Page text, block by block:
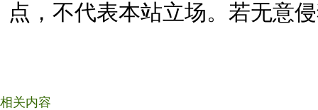
点，不代表本站立场。若无意
相关内容